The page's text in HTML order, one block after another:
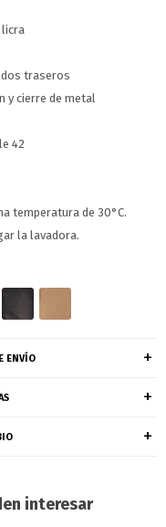
traseros
y cierre de metal
42
temperatura de 30°C.
la lavadora.
ENVÍO
interesar